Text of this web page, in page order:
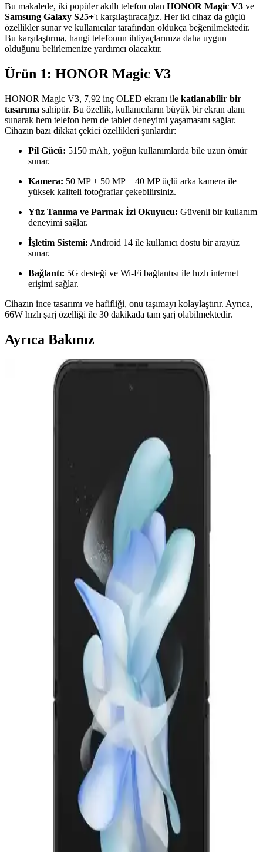
Bu makalede, iki popüler akıllı telefon olan HONOR Magic V3 ve
Samsung Galaxy S25+'ı karşılaştıracağız. Her iki cihaz da güçlü
özellikler sunar ve kullanıcılar tarafından oldukça beğenilmektedir.
Bu karşılaştırma, hangi telefonun ihtiyaçlarınıza daha uygun
olduğunu belirlemenize yardımcı olacaktır.
Ürün 1: HONOR Magic V3
HONOR Magic V3, 7,92 inç OLED ekranı ile katlanabilir bir
tasarıma sahiptir. Bu özellik, kullanıcıların büyük bir ekran alanı
sunarak hem telefon hem de tablet deneyimi yaşamasını sağlar.
Cihazın bazı dikkat çekici özellikleri şunlardır:
Pil Gücü: 5150 mAh, yoğun kullanımlarda bile uzun ömür
sunar.
Kamera: 50 MP + 50 MP + 40 MP üçlü arka kamera ile
yüksek kaliteli fotoğraflar çekebilirsiniz.
Yüz Tanıma ve Parmak İzi Okuyucu: Güvenli bir kullanım
deneyimi sağlar.
İşletim Sistemi: Android 14 ile kullanıcı dostu bir arayüz
sunar.
Bağlantı: 5G desteği ve Wi-Fi bağlantısı ile hızlı internet
erişimi sağlar.
Cihazın ince tasarımı ve hafifliği, onu taşımayı kolaylaştırır. Ayrıca,
66W hızlı şarj özelliği ile 30 dakikada tam şarj olabilmektedir.
Ayrıca Bakınız
Huawei'nin Katlanabilir Telefon Modelleri ve
Teknolojik Gelişmeleri Üzerine Güncel Bir
Huawei'nin katlanabilir telefonları, yüksek teknoloji ve yenilikçilikle
öne çıkıyor. Bu modeller, taşınabilirlik ve geniş ekran avantajı
sağlarken, kullanıcı deneyimleri ve piyasa konumu da dikkat
Samsung Flip4 ve Flip5 Karşılaştırması: Tasarım,
Performans ve Kullanıcı Tercihleri
Samsung Flip4 ve Flip5 modellerinin tasarım, performans ve
özelliklerini karşılaştırıyoruz. Güncel teknolojiler ve kullanıcı
ihtiyaçlarına göre en uygun modeli seçmenize yardımcı oluyoruz.
Samsung Galaxy Z Flip4 ve Flip5 Katlanabilir
Telefonların Karşılaştırması ve Özellikleri
Samsung'un yeni katlanabilir telefon serisi Flip4 ve Flip5'in tasarım,
kamera, performans ve dayanıklılık özelliklerini karşılaştırıyoruz.
Her iki model de şık ve fonksiyonel, kullanıcı ihtiyaçlarına göre
Samsung Galaxy Fold7 ve Xiaomi 15 Ultra: Teknik
Özellikler ve Kullanım Alanları Analizi
Samsung Galaxy Fold7 ve Xiaomi 15 Ultra'nin temel özellikleri,
ekran teknolojisi, kamera ve batarya performansları
karşılaştırmasıyla detaylı analiz.
Xiaomi 15 Ultra Katlanabilir Telefon Özellikleri ve
Xiaomi 15 Ultra, katlanabilir ekran teknolojisi, yüksek performans
ve gelişmiş kamera özellikleriyle öne çıkan yeni nesil akıllı telefon.
Piyasa durumu ve fiyat avantajlarıyla dikkat çekiyor.
Samsung Galaxy Z Fold7 ve Xiaomi 15 Ultra
Karşılaştırması: Özellikler ve Fiyatlar
Samsung Galaxy Z Fold7 ve Xiaomi 15 Ultra'nın özellikleri,